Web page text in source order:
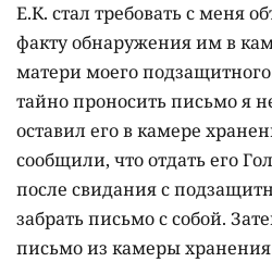
Е.К. стал требовать с меня
факту обнаружения им в
матери моего
тайно проносить письмо я
оставил его в камере
сообщили, что отдать его
после свидания с
забрать письмо с собой.
письмо из камеры